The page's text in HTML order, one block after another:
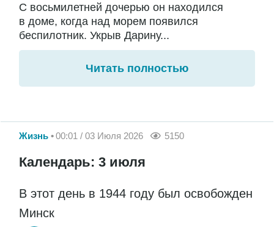
С восьмилетней дочерью он находился
в доме, когда над морем появился
беспилотник. Укрыв Дарину...
Читать полностью
Жизнь 00:01 / 03 Июля 2026 5150
Календарь: 3 июля
В этот день в 1944 году был освобожден
Минск